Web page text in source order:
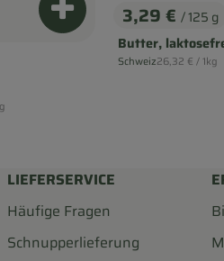
Produkt zum Warenkorb
, Preis:
3,29 € / 125 g
Butter,
, Herkunft:
Schweiz, Referenzpreis:
26,32 € / 1kg
LIEFERSERVICE
Häufige Fragen
Schnupperlieferung